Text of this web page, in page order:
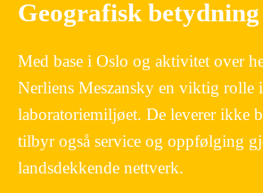
Geografisk
Med base i Oslo og aktivitet over
Nerliens Meszansky en viktig rolle
laboratoriemiljøet. De leverer ikke
tilbyr også service og oppfølging
landsdekkende nettverk.